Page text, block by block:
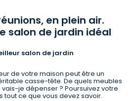
en plein air.
salon de jardin idéal
salon de jardin
de votre maison peut être un
casse-tête. De quels meubles
je dépenser ? Poursuivez votre
tout ce que vous devez savoir.